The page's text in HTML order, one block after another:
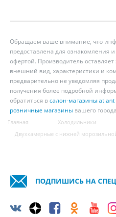
Обращаем ваше внимание, что
предоставлена для ознакомления
офертой. Производитель
внешний вид, характеристики и
предварительно не уведомляя
получения более подробной
обратиться всалон-магазины atlant
розничные магазины вашего
Главная
Холодильники
Двухкамерные с нижней
ПОДПИШИСЬ НА